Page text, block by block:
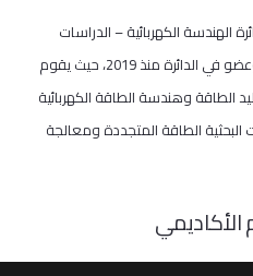
الهندسة الكهربائية – الدراسات
الثنائية منذ تأسيسها في العام 2015، وعضو في الدائرة منذ 2019، حيث يقوم
الطاقة وهندسة الطاقة الكهربائية
البحثية الطاقة المتجددة ومعالجة
الأكاديمي